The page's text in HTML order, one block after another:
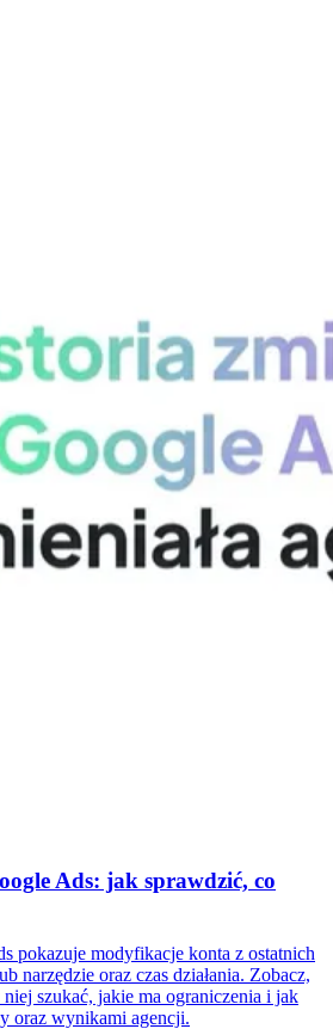
Ads: jak sprawdzić, co
pokazuje modyfikacje konta z ostatnich
narzędzie oraz czas działania. Zobacz,
szukać, jakie ma ograniczenia i jak
oraz wynikami agencji.